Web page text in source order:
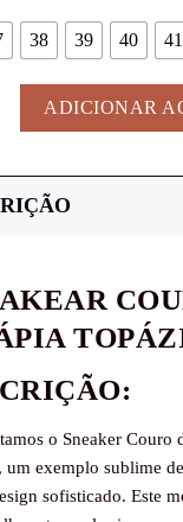
38 39 40 41
ADICIONAR
o Sneaker Couro
, um exemplo sublime
sofisticado. Este